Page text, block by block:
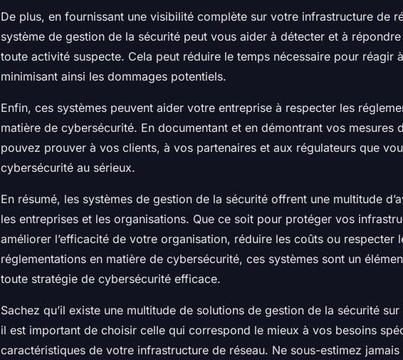
De plus, en fournissant une visibilité complète sur votre infrastructure de
système de gestion de la sécurité peut vous aider à détecter et à
toute activité suspecte. Cela peut réduire le temps nécessaire pour réagir
minimisant ainsi les dommages potentiels.
Enfin, ces systèmes peuvent aider votre entreprise à respecter les
matière de cybersécurité. En documentant et en démontrant vos mesures
pouvez prouver à vos clients, à vos partenaires et aux régulateurs que
cybersécurité au sérieux.
En résumé, les systèmes de gestion de la sécurité offrent une multitude
les entreprises et les organisations. Que ce soit pour protéger vos
améliorer l’efficacité de votre organisation, réduire les coûts ou respecter
réglementations en matière de cybersécurité, ces systèmes sont un
toute stratégie de cybersécurité efficace.
Sachez qu’il existe une multitude de solutions de gestion de la sécurité
il est important de choisir celle qui correspond le mieux à vos besoins
caractéristiques de votre infrastructure de réseau. Ne sous-estimez jamais